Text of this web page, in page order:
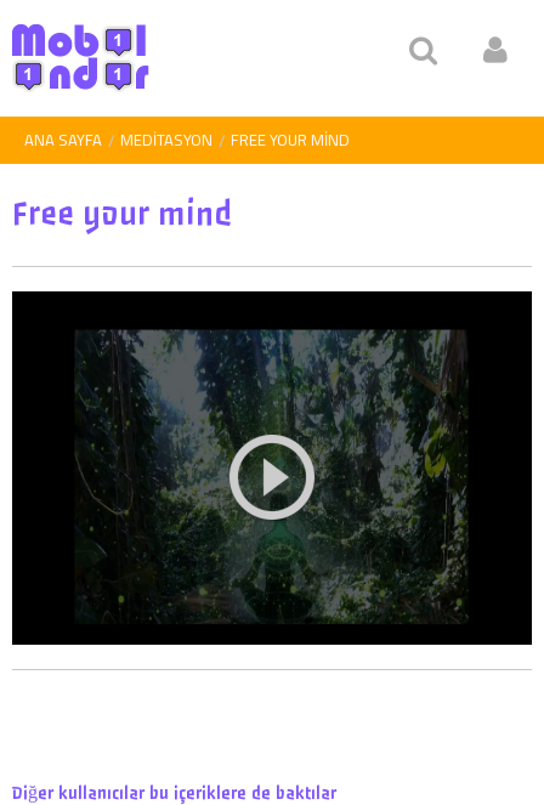
ANA SAYFA MEDITASYON FREE YOUR MIND
Free your mind
Diğer kullanıcılar bu içeriklere de baktılar